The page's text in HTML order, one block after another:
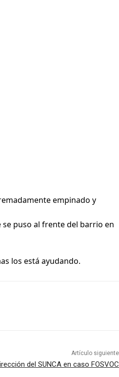
empinado y
puso al frente del barrio en
los está ayudando.
Artículo siguiente
del SUNCA en caso FOSVOC